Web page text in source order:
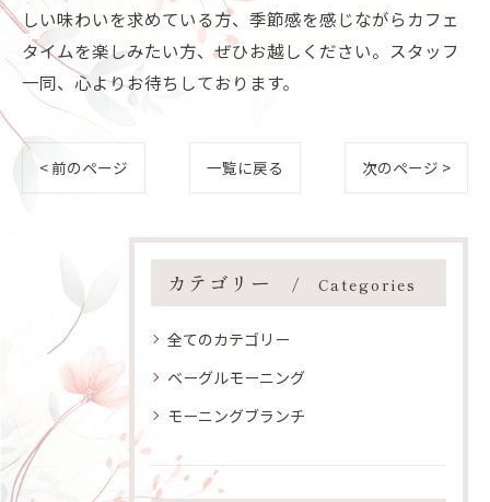
しい味わいを求めている方、季節感を感じながらカフェ
タイムを楽しみたい方、ぜひお越しください。スタッフ
一同、心よりお待ちしております。
< 前のページ 一覧に戻る 次のページ >
カテゴリー Categories
全てのカテゴリー
ベーグルモーニング
モーニングブランチ